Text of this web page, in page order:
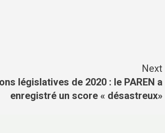
Next
législatives de 2020 : le PAREN a
enregistré un score « désastreux»